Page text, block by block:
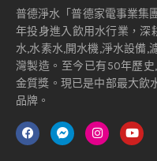
普德淨水「普德家電事業集
年投身進入飲用水行業，深
水,水素水,開水機,淨水設備,
灣製造。至今已有50年歷
金質獎。現已是中部最大飲
品牌。